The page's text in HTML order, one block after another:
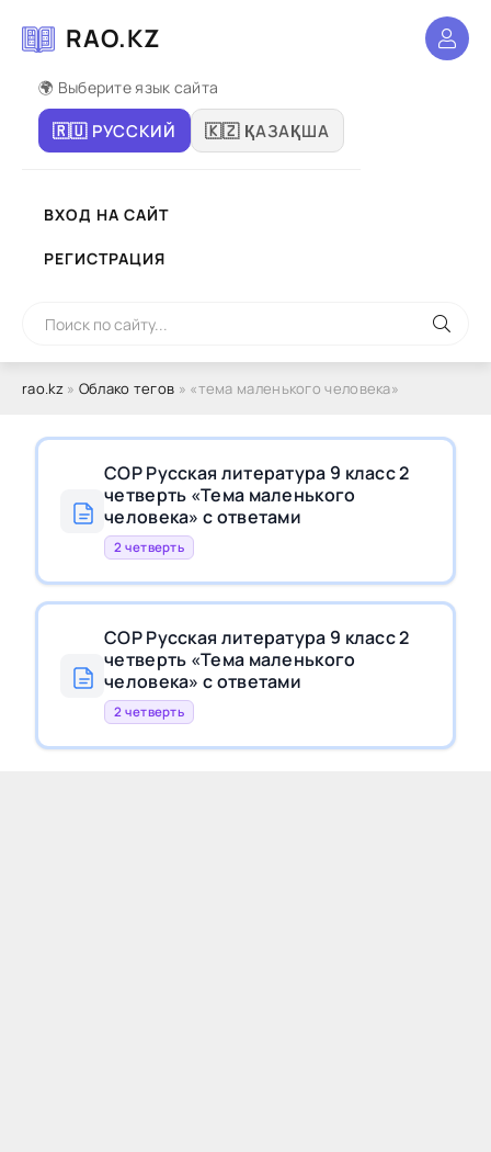
RAO.KZ
🌍 Выберите язык сайта
🇷🇺 РУССКИЙ 🇰🇿 ҚАЗАҚША
ВХОД НА САЙТ
РЕГИСТРАЦИЯ
rao.kz» Облако тегов » «тема маленького человека»
СОР Русская литература 9 класс 2
четверть «Тема маленького
человека» с ответами
2 четверть
СОР Русская литература 9 класс 2
четверть «Тема маленького
человека» с ответами
2 четверть